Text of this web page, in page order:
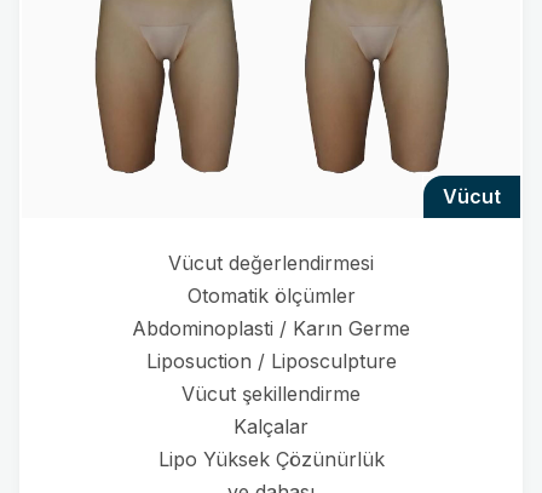
vücut
Vücut değerlendirmesi
Otomatik ölçümler
Abdominoplasti / Karın Germe
Liposuction / Liposculpture
Vücut şekillendirme
Kalçalar
Lipo Yüksek Çözünürlük